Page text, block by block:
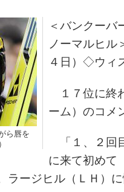
ら唇を
＜バンクーバ
ノーマルヒ
４日）◇ウィ
１７位に終
ーム）のコメ
「１、２回
に来て初めて
ラージヒル（ＬＨ）